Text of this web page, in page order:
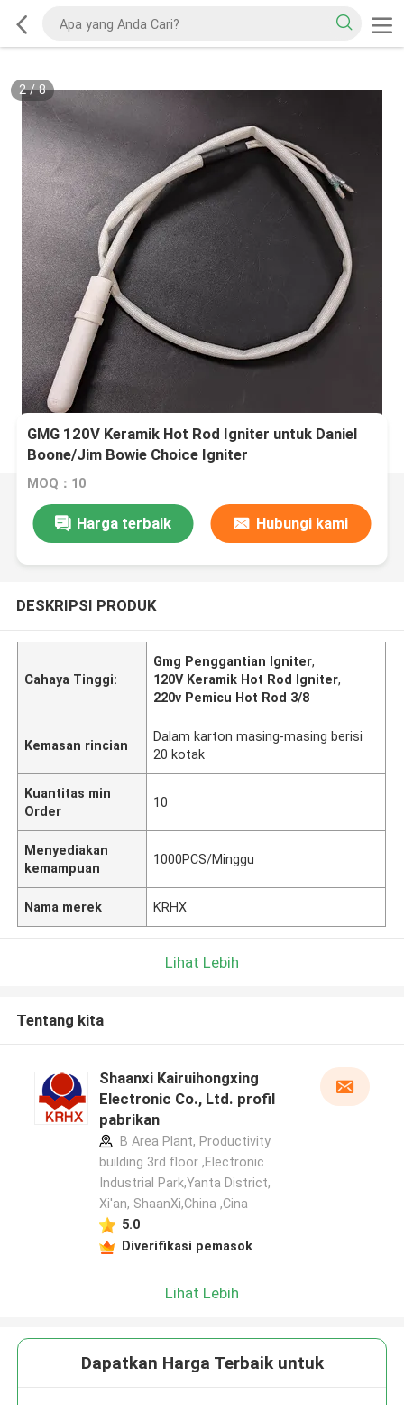
2/8
GMG 120V Keramik Hot Rod Igniter untuk Daniel
Boone/Jim Bowie Choice Igniter
MOQ：10
Harga terbaik Hubungi kami
DESKRIPSI PRODUK
Cahaya Tinggi:
Gmg Penggantian Igniter,
120V Keramik Hot Rod Igniter,
220v Pemicu Hot Rod 3/8
Kemasan rincian
Dalam karton masing-masing berisi
20 kotak
Kuantitas min
Order
10
Menyediakan
kemampuan
1000PCS/Minggu
Nama merek KRHX
Lihat Lebih
Tentang kita
Shaanxi Kairuihongxing
Electronic Co., Ltd. profil
pabrikan
B Area Plant, Productivity
building 3rd floor ,Electronic
Industrial Park,Yanta District,
Xi'an, ShaanXi,China ,Cina
5.0
Diverifikasi pemasok
Lihat Lebih
Dapatkan Harga Terbaik untuk